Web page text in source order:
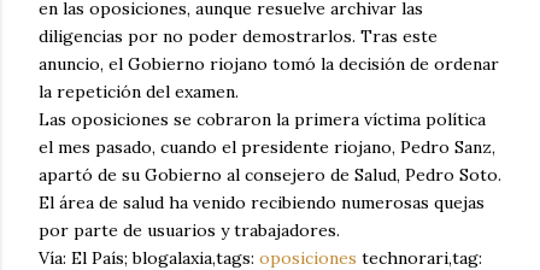
en las oposiciones, aunque resuelve archivar las
diligencias por no poder demostrarlos. Tras este
anuncio, el Gobierno riojano tomó la decisión de ordenar
la repetición del examen.
Las oposiciones se cobraron la primera víctima política
el mes pasado, cuando el presidente riojano, Pedro Sanz,
apartó de su Gobierno al consejero de Salud, Pedro Soto.
El área de salud ha venido recibiendo numerosas quejas
por parte de usuarios y trabajadores.
Vía: El País; blogalaxia,tags: oposiciones technorari,tag: